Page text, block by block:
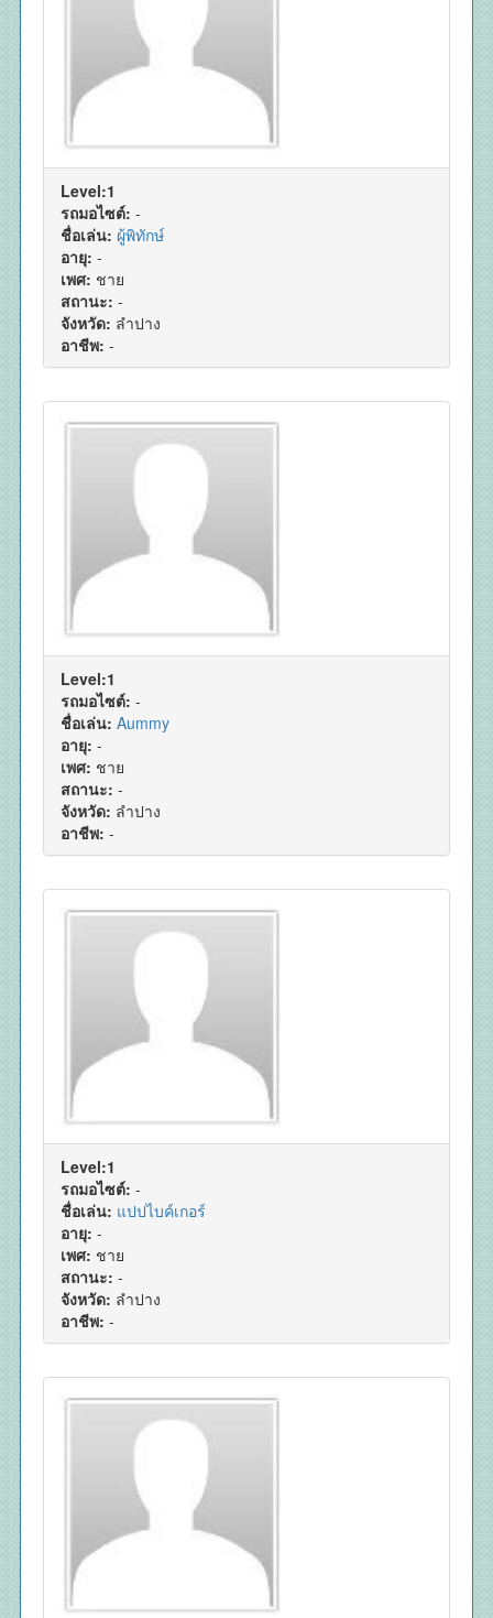
Level:1
รถมอไซต์: -
ชื่อเล่น: ผู้พิทักษ์
อายุ: -
เพศ: ชาย
สถานะ: -
จังหวัด: ลำปาง
อาชีพ: -
Level:1
รถมอไซต์: -
ชื่อเล่น: Aummy
อายุ: -
เพศ: ชาย
สถานะ: -
จังหวัด: ลำปาง
อาชีพ: -
Level:1
รถมอไซต์: -
ชื่อเล่น: แปปไบค์เกอร์
อายุ: -
เพศ: ชาย
สถานะ: -
จังหวัด: ลำปาง
อาชีพ: -